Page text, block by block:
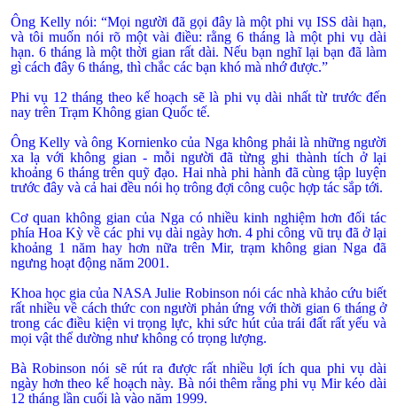
Ông Kelly nói: “Mọi người đã gọi đây là một phi vụ ISS dài hạn,
và tôi muốn nói rõ một vài điều: rằng 6 tháng là một phi vụ dài
hạn. 6 tháng là một thời gian rất dài. Nếu bạn nghĩ lại bạn đã làm
gì cách đây 6 tháng, thì chắc các bạn khó mà nhớ được.”
Phi vụ 12 tháng theo kế hoạch sẽ là phi vụ dài nhất từ trước đến
nay trên Trạm Không gian Quốc tế.
Ông Kelly và ông Kornienko của Nga không phải là những người
xa lạ với không gian - mỗi người đã từng ghi thành tích ở lại
khoảng 6 tháng trên quỹ đạo. Hai nhà phi hành đã cùng tập luyện
trước đây và cả hai đều nói họ trông đợi công cuộc hợp tác sắp tới.
Cơ quan không gian của Nga có nhiều kinh nghiệm hơn đối tác
phía Hoa Kỳ về các phi vụ dài ngày hơn. 4 phi công vũ trụ đã ở lại
khoảng 1 năm hay hơn nữa trên Mir, trạm không gian Nga đã
ngưng hoạt động năm 2001.
Khoa học gia của NASA Julie Robinson nói các nhà khảo cứu biết
rất nhiều về cách thức con người phản ứng với thời gian 6 tháng ở
trong các điều kiện vi trọng lực, khi sức hút của trái đất rất yếu và
mọi vật thể dường như không có trọng lượng.
Bà Robinson nói sẽ rút ra được rất nhiều lợi ích qua phi vụ dài
ngày hơn theo kế hoạch này. Bà nói thêm rằng phi vụ Mir kéo dài
12 tháng lần cuối là vào năm 1999.